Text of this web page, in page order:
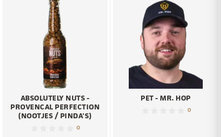
ABSOLUTELY NUTS -
PROVENCAL PERFECTION
(NOOTJES / PINDA'S)
0
PET - MR. HOP
0